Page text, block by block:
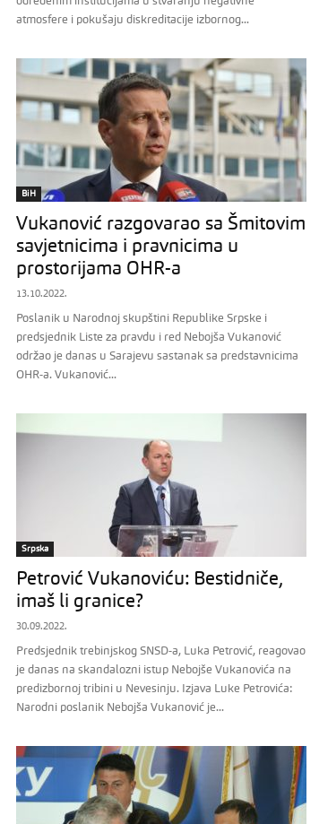
atmosfere i pokušaju diskreditacije izbornog...
BiH
Vukanović razgovarao sa Šmitovim
savjetnicima i pravnicima u
prostorijama OHR-a
13.10.2022.
Poslanik u Narodnoj skupštini Republike Srpske i
predsjednik Liste za pravdu i red Nebojša Vukanović
održao je danas u Sarajevu sastanak sa predstavnicima
OHR-a. Vukanović...
Srpska
Petrović Vukanoviću: Bestidniče,
imaš li granice?
30.09.2022.
Predsjednik trebinjskog SNSD-a, Luka Petrović, reagovao
je danas na skandalozni istup Nebojše Vukanovića na
predizbornoj tribini u Nevesinju. Izjava Luke Petrovića:
Narodni poslanik Nebojša Vukanović je...